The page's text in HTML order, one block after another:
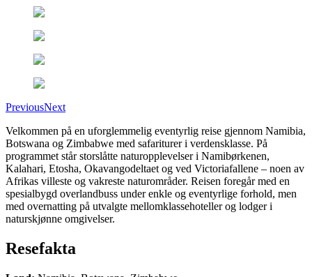
PreviousNext
Velkommen på en uforglemmelig eventyrlig reise gjennom Namibia,
Botswana og Zimbabwe med safariturer i verdensklasse. På
programmet står storslåtte naturopplevelser i Namibørkenen,
Kalahari, Etosha, Okavangodeltaet og ved Victoriafallene – noen av
Afrikas villeste og vakreste naturområder. Reisen foregår med en
spesialbygd overlandbuss under enkle og eventyrlige forhold, men
med overnatting på utvalgte mellomklassehoteller og lodger i
naturskjønne omgivelser.
Resefakta